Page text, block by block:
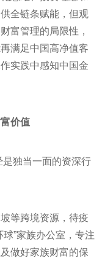
全链条赋能，但观
富管理的局限性，
满足中国高净值客
实践中感知中国金
价值
独当一面的资深行
等跨境资源，待疫
”家族办公室，专注
做好家族财富的保